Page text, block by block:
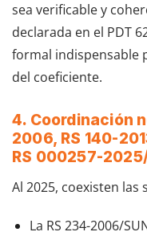
sea verificable y
declarada en el PDT
formal indispensable
del coeficiente.
4. Coordinación
2006, RS 140-
RS 000257-
Al 2025, coexisten las
La RS 234-2006/